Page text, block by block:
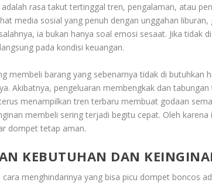
rasa takut tertinggal tren, pengalaman, atau
media sosial yang penuh dengan unggahan
ia bukan hanya soal emosi sesaat. Jika tidak
pada kondisi keuangan.
membeli barang yang sebenarnya tidak di butuhkan
Akibatnya, pengeluaran membengkak dan
menampilkan tren terbaru membuat godaan
membeli sering terjadi begitu cepat. Oleh
dompet tetap aman.
KEBUTUHAN DAN
cara menghindarinya yang bisa picu dompet boncos